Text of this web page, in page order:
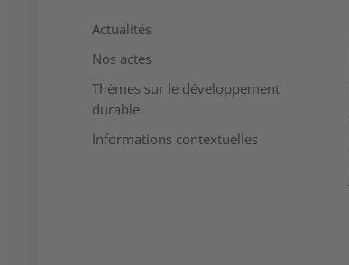
Actualités
Nos actes
Thèmes sur le développement
durable
Informations contextuelles